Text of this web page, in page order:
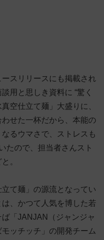
スリリースにも掲載され
用と思しき資料に “驚く
空仕立て麺」大盛りに、
せた一杯だから、本能の
るウマさで、ストレスも
たので、担当者さんスト
。
て麺」の源流となってい
、かつて人気を博した若
「JANJAN（ジャンジャ
ッチッチ」の開発チーム